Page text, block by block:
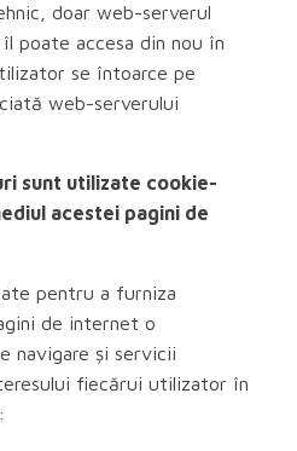
doar web-serverul
poate accesa din nou în
se întoarce pe
web-serverului
sunt utilizate cookie-
acestei pagini de
pentru a furniza
de internet o
navigare și servicii
fiecărui utilizator în